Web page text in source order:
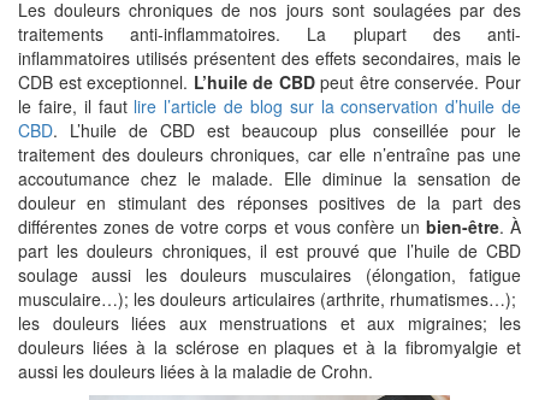
Les douleurs chroniques de nos jours sont soulagées par des
traitements anti-inflammatoires. La plupart des anti-
inflammatoires utilisés présentent des effets secondaires, mais le
CDB est exceptionnel. L’huile de CBDpeut être conservée. Pour
le faire, il faut lire l’article de blog sur la conservation d’huile de
CBD. L’huile de CBD est beaucoup plus conseillée pour le
traitement des douleurs chroniques, car elle n’entraîne pas une
accoutumance chez le malade. Elle diminue la sensation de
douleur en stimulant des réponses positives de la part des
différentes zones de votre corps et vous confère un bien-être. À
part les douleurs chroniques, il est prouvé que l’huile de CBD
soulage aussi les douleurs musculaires (élongation, fatigue
musculaire…); les douleurs articulaires (arthrite, rhumatismes…);
les douleurs liées aux menstruations et aux migraines; les
douleurs liées à la sclérose en plaques et à la fibromyalgie et
aussi les douleurs liées à la maladie de Crohn.